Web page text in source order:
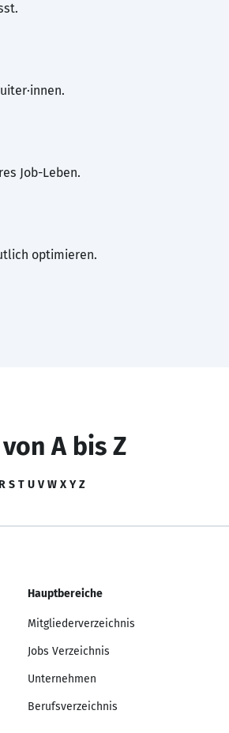
Job-Leben.
optimieren.
A bis Z
R S T U V W X Y Z
Hauptbereiche
Mitgliederverzeichnis
Jobs Verzeichnis
Unternehmen
Berufsverzeichnis